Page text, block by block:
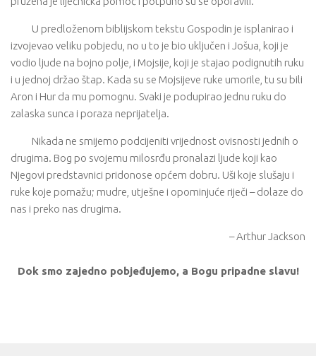
U predloženom biblijskom tekstu Gospodin je isplanirao i
izvojevao veliku pobjedu, no u to je bio uključen i Jošua, koji je
vodio ljude na bojno polje, i Mojsije, koji je stajao podignutih ruku
i u jednoj držao štap. Kada su se Mojsijeve ruke umorile, tu su bili
Aron i Hur da mu pomognu. Svaki je podupirao jednu ruku do
zalaska sunca i poraza neprijatelja.
Nikada ne smijemo podcijeniti vrijednost ovisnosti jednih o
drugima. Bog po svojemu milosrđu pronalazi ljude koji kao
Njegovi predstavnici pridonose općem dobru. Uši koje slušaju i
ruke koje pomažu; mudre, utješne i opominjuće riječi – dolaze do
nas i preko nas drugima.
– Arthur Jackson
Dok smo zajedno pobjeđujemo, a Bogu pripadne slavu!